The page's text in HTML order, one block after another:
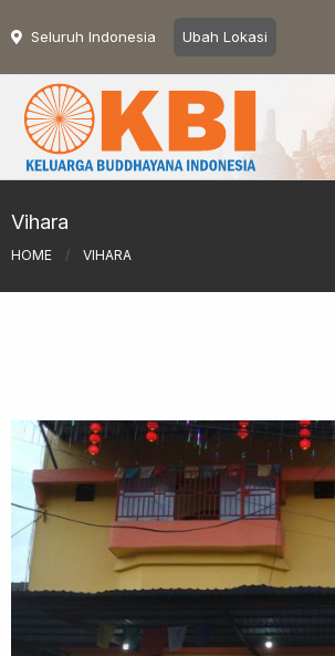
Seluruh Indonesia Ubah Lokasi
Vihara
HOME / VIHARA